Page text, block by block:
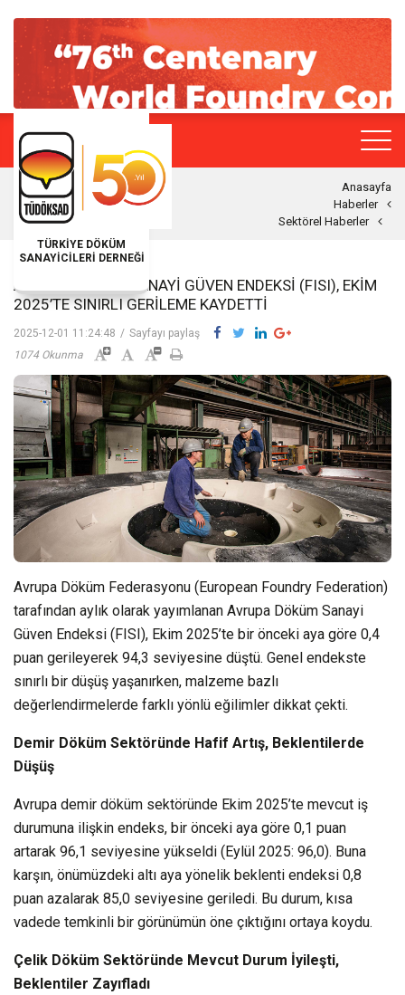
TÜRKİYE DÖKÜM
SANAYİCİLERİ DERNEĞİ
Anasayfa
Haberler
Sektörel Haberler
AVRUPA DÖKÜM SANAYI GÜVEN ENDEKSI (FISI), EKIM
2025’TE SINIRLI GERILEME KAYDETTI
2025-12-01 11:24:48 / Sayfayı paylaş
1074 Okunma
Avrupa Döküm Federasyonu (European Foundry Federation)
tarafından aylık olarak yayımlanan Avrupa Döküm Sanayi
Güven Endeksi (FISI), Ekim 2025’te bir önceki aya göre 0,4
puan gerileyerek 94,3 seviyesine düştü. Genel endekste
sınırlı bir düşüş yaşanırken, malzeme bazlı
değerlendirmelerde farklı yönlü eğilimler dikkat çekti.
Demir Döküm Sektöründe Hafif Artış, Beklentilerde
Düşüş
Avrupa demir döküm sektöründe Ekim 2025’te mevcut iş
durumuna ilişkin endeks, bir önceki aya göre 0,1 puan
artarak 96,1 seviyesine yükseldi (Eylül 2025: 96,0). Buna
karşın, önümüzdeki altı aya yönelik beklenti endeksi 0,8
puan azalarak 85,0 seviyesine geriledi. Bu durum, kısa
vadede temkinli bir görünümün öne çıktığını ortaya koydu.
Çelik Döküm Sektöründe Mevcut Durum İyileşti,
Beklentiler Zayıfladı